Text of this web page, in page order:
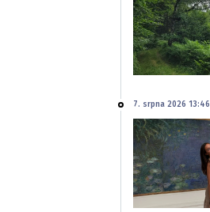
7. srpna 2026 13:46